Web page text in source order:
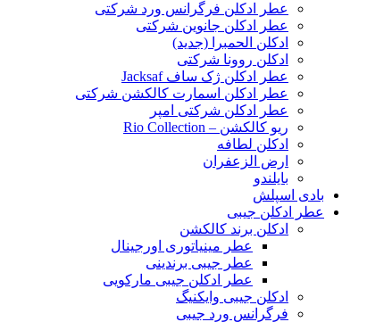
عطر ادکلن فرگرانس ورد شرکتی
عطر ادکلن جانوین شرکتی
ادکلن الحمبرا (جدید)
ادکلن روونا شرکتی
عطر ادکلن ژک‌ ساف Jacksaf
عطر ادکلن اسمارت کالکشن شرکتی
عطر ادکلن شرکتی امپر
ریو کالکشن – Rio Collection
ادکلن لطافه
ارض الزعفران
بایلندو
بادی اسپلش
عطر ادکلن جیبی
ادکلن برند کالکشن
عطر مینیاتوری اورجینال
عطر جیبی برندینی
عطر ادکلن جیبی مارکویی
ادکلن جیبی وایکنیگ
فرگرانس ورد جیبی